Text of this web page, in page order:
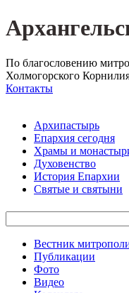
По благословению
Холмогорского
Контакты
Архипастырь
Епархия сегодня
Храмы и
Духовенство
История Епархии
Святые и святыни
Вестник
Публикации
Фото
Видео